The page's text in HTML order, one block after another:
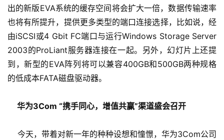
出的新版EVA系统的缓存空间将会扩大一倍，数据传输速率
也将有所提升，提供更多类型的端口连接选择，比如说，经
由iSCSI或4 Gbit FC端口与运行Windows Storage Server
2003的ProLiant服务器连接在一起。另外，幻灯片上还提
到，新型的EVA阵列将可以兼容400GB和500GB两种规格
的低成本FATA磁盘驱动器。
华为3Com “携手同心，增值共赢”渠道盛会召开
今天，带着对新一年的种种设想和憧憬，华为3Com公司